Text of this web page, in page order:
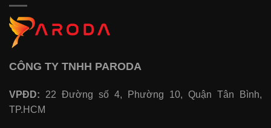
CÔNG TY TNHH PARODA
VPĐD: 22 Đường số 4, Phường 10, Quận Tân Bình,
TP.HCM